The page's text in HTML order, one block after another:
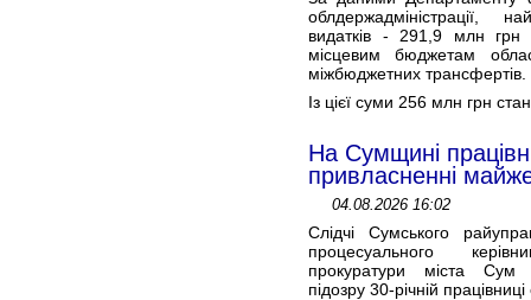
облдержадміністрації,
видатків - 291,9 млн
місцевим бюджетам
міжбюджетних трансфертів.
Із цієї суми 256 млн грн
На Сумщині
привласненні
04.08.2026 16:02
Слідчі Сумського
процесуального
прокуратури міста Сум
підозру 30-річній